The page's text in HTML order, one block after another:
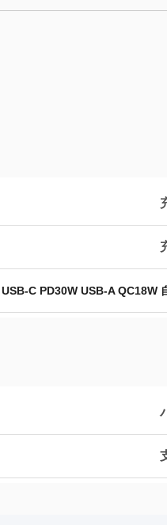
USB-C PD30W USB-A QC18W